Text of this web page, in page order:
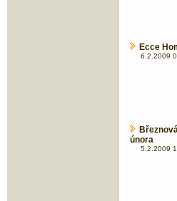
Ecce
6.2.2009
února
5.2.2009